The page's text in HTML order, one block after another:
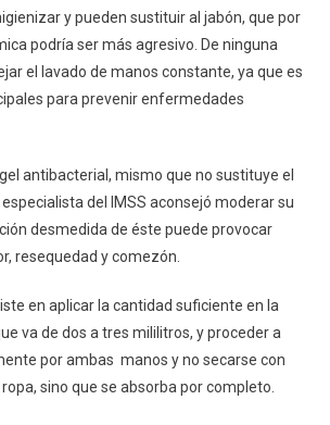
y pueden sustituir al jabón, que por
podría ser más agresivo. De ninguna
el lavado de manos constante, ya que es
para prevenir enfermedades
antibacterial, mismo que no sustituye el
del IMSS aconsejó moderar su
desmedida de éste puede provocar
resequedad y comezón.
en aplicar la cantidad suficiente en la
va de dos a tres mililitros, y proceder a
por ambas manos y no secarse con
sino que se absorba por completo.